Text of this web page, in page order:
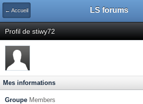
← Accueil LS forums
Profil de stiwy72
Mes informations
Groupe Members